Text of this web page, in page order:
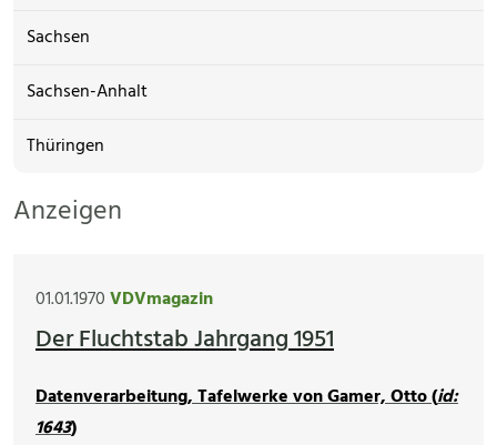
Sachsen
Sachsen-Anhalt
Thüringen
Anzeigen
01.01.1970VDVmagazin
Der Fluchtstab Jahrgang 1951
Datenverarbeitung, Tafelwerke von Gamer, Otto (id:
1643)